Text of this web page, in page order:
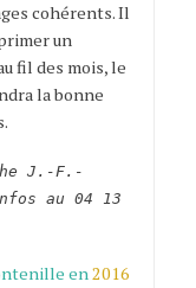
cohérents. Il
un
fil des mois, le
la bonne
J.-F.-
au 04 13
en2016